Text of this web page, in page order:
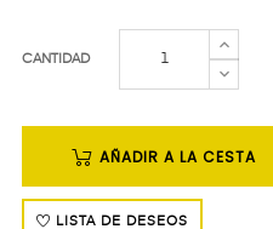
CANTIDAD
AÑADIR A LA CESTA
LISTA DE DESEOS